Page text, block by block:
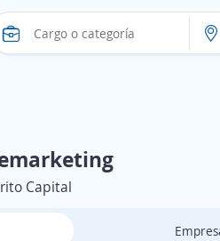
Capital